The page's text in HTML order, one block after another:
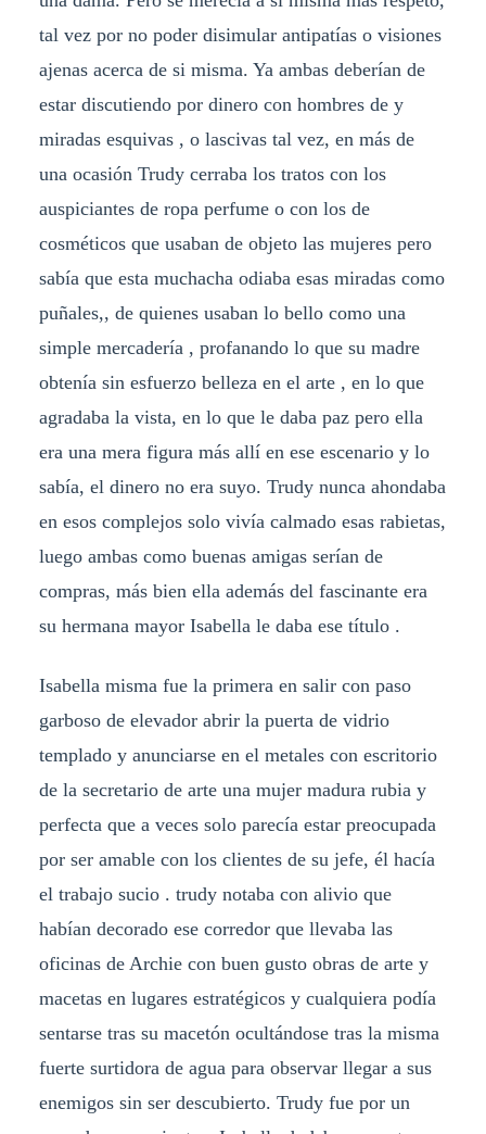
tal vez por no poder disimular antipatías o visiones
ajenas acerca de si misma. Ya ambas deberían de
estar discutiendo por dinero con hombres de y
miradas esquivas , o lascivas tal vez, en más de
una ocasión Trudy cerraba los tratos con los
auspiciantes de ropa perfume o con los de
cosméticos que usaban de objeto las mujeres pero
sabía que esta muchacha odiaba esas miradas como
puñales,, de quienes usaban lo bello como una
simple mercadería , profanando lo que su madre
obtenía sin esfuerzo belleza en el arte , en lo que
agradaba la vista, en lo que le daba paz pero ella
era una mera figura más allí en ese escenario y lo
sabía, el dinero no era suyo. Trudy nunca ahondaba
en esos complejos solo vivía calmado esas rabietas,
luego ambas como buenas amigas serían de
compras, más bien ella además del fascinante era
su hermana mayor Isabella le daba ese título .
Isabella misma fue la primera en salir con paso
garboso de elevador abrir la puerta de vidrio
templado y anunciarse en el metales con escritorio
de la secretario de arte una mujer madura rubia y
perfecta que a veces solo parecía estar preocupada
por ser amable con los clientes de su jefe, él hacía
el trabajo sucio . trudy notaba con alivio que
habían decorado ese corredor que llevaba las
oficinas de Archie con buen gusto obras de arte y
macetas en lugares estratégicos y cualquiera podía
sentarse tras su macetón ocultándose tras la misma
fuerte surtidora de agua para observar llegar a sus
enemigos sin ser descubierto. Trudy fue por un